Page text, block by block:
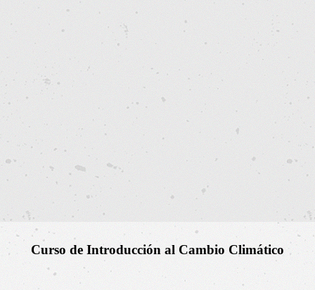
Curso de Introducción al Cambio Climático